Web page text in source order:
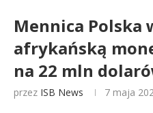
Mennica Polska
afrykańską
na 22 mln
przez ISB News 7 maja